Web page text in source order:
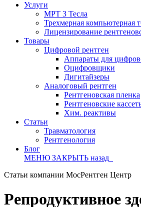
Услуги
МРТ 3 Тесла
Трехмерная компьютерная
Лицензирование
Товары
Цифровой рентген
Аппараты для
Оцифровщики
Дигитайзеры
Аналоговый рентген
Рентгеновская пленка
Рентгеновские
Хим. реактивы
Статьи
Травматология
Рентгенология
Блог
МЕНЮ ЗАКРЫТЬ назад
Статьи компании МосРентген Центр
Репродуктивное